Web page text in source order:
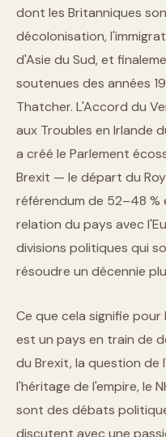
dont les Britanniques
décolonisation,
d'Asie du Sud, et
soutenues des années
Thatcher. L'Accord du
aux Troubles en Irlande
a créé le Parlement
Brexit — le départ du
référendum de 52–48 %
relation du pays avec
divisions politiques qui
résoudre un décennie
Ce que cela signifie pour
est un pays en train de
du Brexit, la question de
l'héritage de l'empire, le
sont des débats
discutent avec une